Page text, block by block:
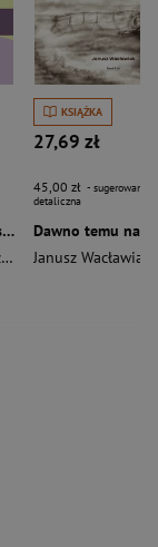
Między ciałem a umysłem
Janina Kokoszka-Paszkot
Piotr Wierzbiński
KSIĄŻKA
27,69 zł
45,00 zł - sugerowana
detaliczna
Janusz Wacławiak